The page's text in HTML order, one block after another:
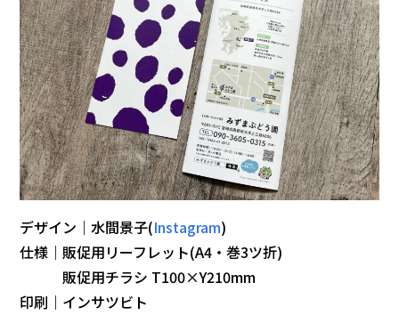
デザイン｜水間景子(Instagram)
仕様｜販促用リーフレット(A4・巻3ツ折)
販促用チラシ T100×Y210mm
印刷｜インサツビト